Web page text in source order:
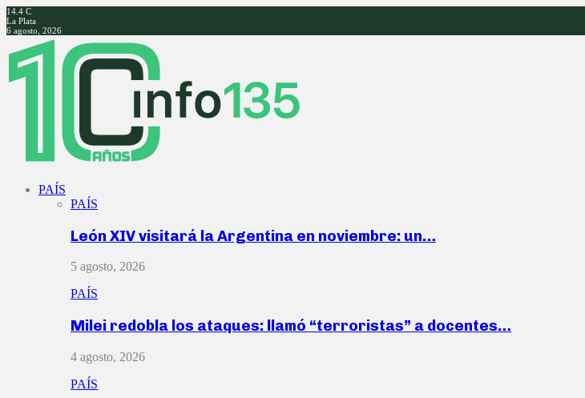
14.4 C
La Plata
6 agosto, 2026
Facebook
Twitter
Instagram
Youtube
PAÍS
PAÍS
León XIV visitará la Argentina en noviembre: un…
5 agosto, 2026
PAÍS
Milei redobla los ataques: llamó “terroristas” a docentes…
4 agosto, 2026
PAÍS